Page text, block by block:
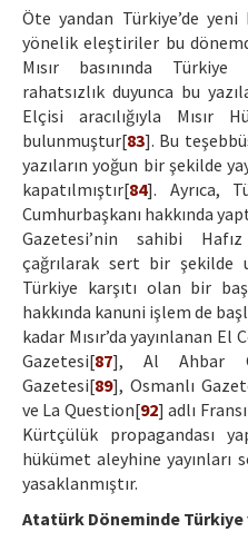
Öte yandan Türkiye’de
yönelik eleştiriler bu
Mısır basınında Türkiye
rahatsızlık duyunca bu
Elçisi aracılığıyla Mısır
bulunmuştur[83]. Bu
yazıların yoğun bir şekilde
kapatılmıştır[84]. Ayrıca,
Cumhurbaşkanı hakkında
Gazetesi’nin sahibi
çağrılarak sert bir şekilde
Türkiye karşıtı olan bir
hakkında kanuni işlem de
kadar Mısır’da yayınlanan El
Gazetesi[87], Al Ahbar
Gazetesi[89], Osmanlı
ve La Question[92] adlı
Kürtçülük propagandası
hükümet aleyhine yayınları
yasaklanmıştır.
Atatürk Döneminde Türkiye